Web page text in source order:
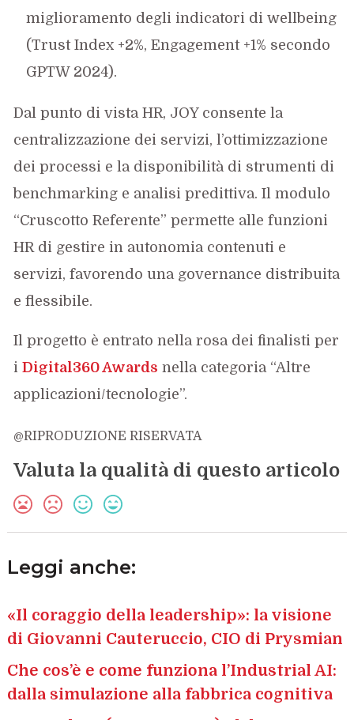
miglioramento degli indicatori di wellbeing
(Trust Index +2%, Engagement +1% secondo
GPTW 2024).
Dal punto di vista HR, JOY consente la
centralizzazione dei servizi, l’ottimizzazione
dei processi e la disponibilità di strumenti di
benchmarking e analisi predittiva. Il modulo
“Cruscotto Referente” permette alle funzioni
HR di gestire in autonomia contenuti e
servizi, favorendo una governance distribuita
e flessibile.
Il progetto è entrato nella rosa dei finalisti per
iDigital360 Awards nella categoria “Altre
applicazioni/tecnologie”.
@RIPRODUZIONE RISERVATA
Valuta la qualità di questo articolo
Leggi anche:
«Il coraggio della leadership»: la visione
di Giovanni Cauteruccio, CIO di Prysmian
Che cos’è e come funziona l’Industrial AI:
dalla simulazione alla fabbrica cognitiva